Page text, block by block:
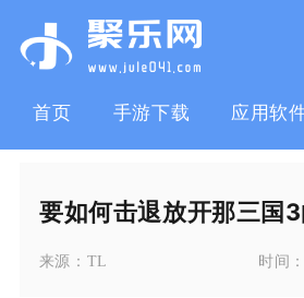
首页 手游下载 应用软
要如何击退放开那三国
来源： TL 时间：